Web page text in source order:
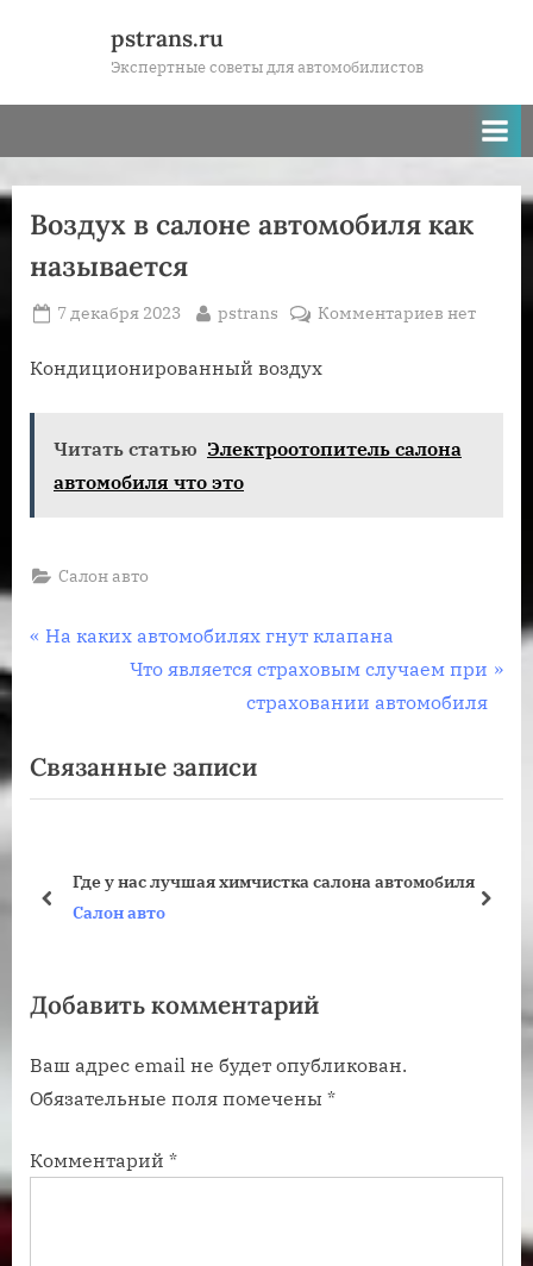
pstrans.ru
Экспертные советы для автомобилистов
Воздух в салоне автомобиля как
называется
Posted
7 декабря 2023 By
pstrans Комментариевкнет
Кондиционированный воздух
Читать статью Электроотопитель салона
автомобиля что это
Салон авто
Навигация
П
ы
д
а
а
и
с
:
На каких автомобилях гнут клапана
С
д
у
а
и
с
:
Что является страховым случаем при
страховании автомобиля
Связанные записи
Где у нас лучшая химчистка салона автомобиля
Салон авто
пред
Добавить комментарий
Ваш адрес email не будет опубликован.
Обязательные поля помечены *
Комментарий *